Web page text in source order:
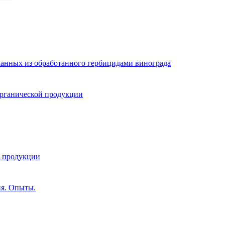
из обработанного гербицидами винограда
продукции
продукции
Опыты.